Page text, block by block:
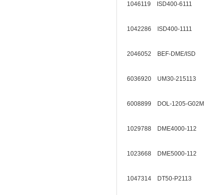
1046119 ISD400-6111
1042286 ISD400-1111
2046052 BEF-DME/ISD
6036920 UM30-215113
6008899 DOL-1205-G02M
1029788 DME4000-112
1023668 DME5000-112
1047314 DT50-P2113